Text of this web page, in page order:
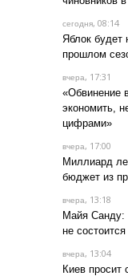
сегодня, 08:14
Яблок будет
прошлом
вчера, 17:31
«Обвинение
экономить,
цифрами»
вчера, 17:00
Миллиард
бюджет из
вчера, 13:18
Майя Санду:
не состоится
вчера, 13:04
Киев просит